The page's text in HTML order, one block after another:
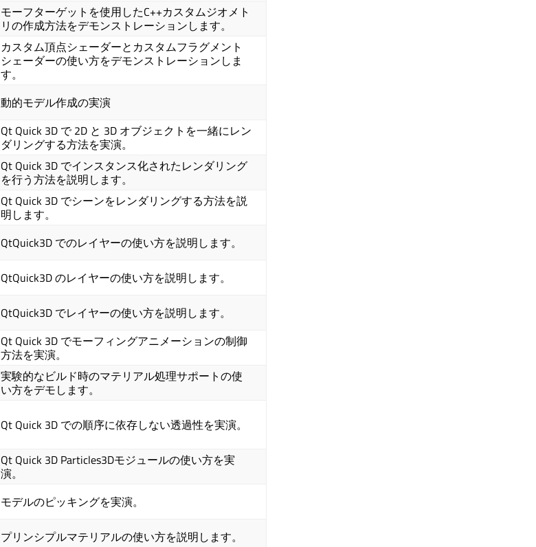
モーフターゲットを使用したC++カスタムジオメト
リの作成方法をデモンストレーションします。
カスタム頂点シェーダーとカスタムフラグメント
シェーダーの使い方をデモンストレーションしま
す。
動的モデル作成の実演
Qt Quick 3D で 2D と 3D オブジェクトを一緒にレン
ダリングする方法を実演。
Qt Quick 3D でインスタンス化されたレンダリング
を行う方法を説明します。
Qt Quick 3D でシーンをレンダリングする方法を説
明します。
QtQuick3D でのレイヤーの使い方を説明します。
QtQuick3D のレイヤーの使い方を説明します。
QtQuick3D でレイヤーの使い方を説明します。
Qt Quick 3D でモーフィングアニメーションの制御
方法を実演。
実験的なビルド時のマテリアル処理サポートの使
い方をデモします。
Qt Quick 3D での順序に依存しない透過性を実演。
Qt Quick 3D Particles3Dモジュールの使い方を実
演。
モデルのピッキングを実演。
プリンシプルマテリアルの使い方を説明します。